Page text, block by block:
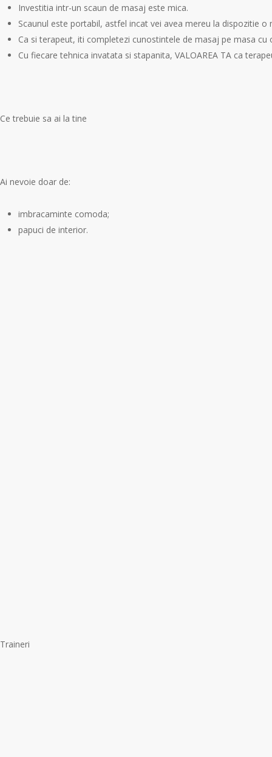
Investitia intr-un scaun de masaj este mica.
Scaunul este portabil, astfel incat vei avea mereu la dispozitie
Ca si terapeut, iti completezi cunostintele de masaj pe masa
Cu fiecare tehnica invatata si stapanita, VALOAREA TA ca
Ce trebuie sa ai la tine
Ai nevoie doar de:
imbracaminte comoda;
papuci de interior.
Traineri